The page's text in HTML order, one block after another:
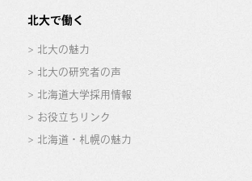
北大で働く
北大の魅力
北大の研究者の声
北海道大学採用情報
お役立ちリンク
北海道・札幌の魅力